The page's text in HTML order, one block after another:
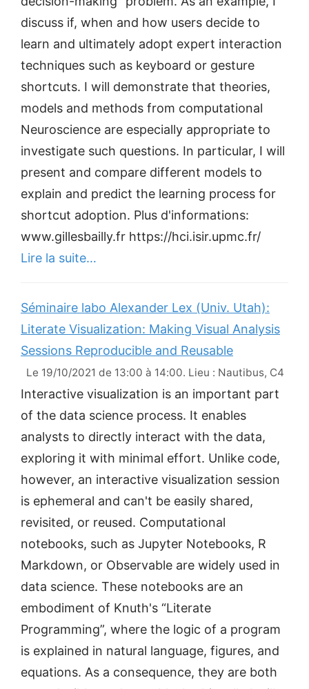
discuss if, when and how users decide to
learn and ultimately adopt expert interaction
techniques such as keyboard or gesture
shortcuts. I will demonstrate that theories,
models and methods from computational
Neuroscience are especially appropriate to
investigate such questions. In particular, I will
present and compare different models to
explain and predict the learning process for
shortcut adoption. Plus d'informations:
www.gillesbailly.fr https://hci.isir.upmc.fr/
Lire la suite…
Séminaire labo Alexander Lex (Univ. Utah):
Literate Visualization: Making Visual Analysis
Sessions Reproducible and Reusable
Le 19/10/2021 de 13:00 à 14:00. Lieu : Nautibus, C4
Interactive visualization is an important part
of the data science process. It enables
analysts to directly interact with the data,
exploring it with minimal effort. Unlike code,
however, an interactive visualization session
is ephemeral and can't be easily shared,
revisited, or reused. Computational
notebooks, such as Jupyter Notebooks, R
Markdown, or Observable are widely used in
data science. These notebooks are an
embodiment of Knuth's “Literate
Programming”, where the logic of a program
is explained in natural language, figures, and
equations. As a consequence, they are both